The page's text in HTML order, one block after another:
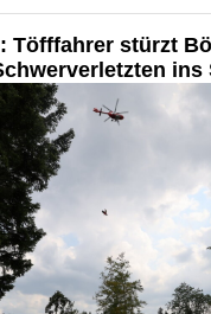
Töfffahrer stürzt
ins